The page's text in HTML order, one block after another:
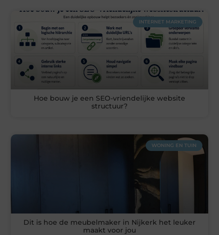
INTERNET MARKETING
Hoe bouw je een SEO-vriendelijke website
structuur?
WONING EN TUIN
Dit is hoe de meubelmaker in Nijkerk het leuker
maakt voor jou